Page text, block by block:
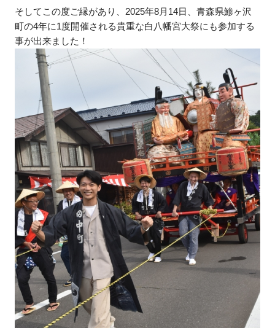
そしてこの度ご縁があり、2025年8月14日、青森県鯵ヶ沢
町の4年に1度開催される貴重な白八幡宮大祭にも参加する
事が出来ました！